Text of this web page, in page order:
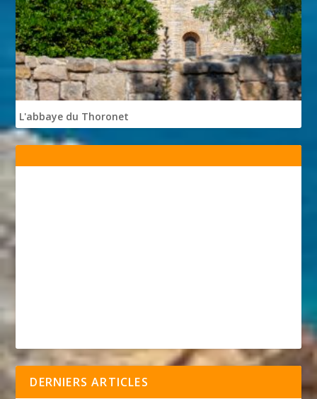
L'abbaye du Thoronet
DERNIERS ARTICLES